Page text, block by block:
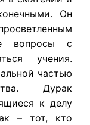
Он
вопросы с
учения.
частью
Дурак
к делу
– тот, кто